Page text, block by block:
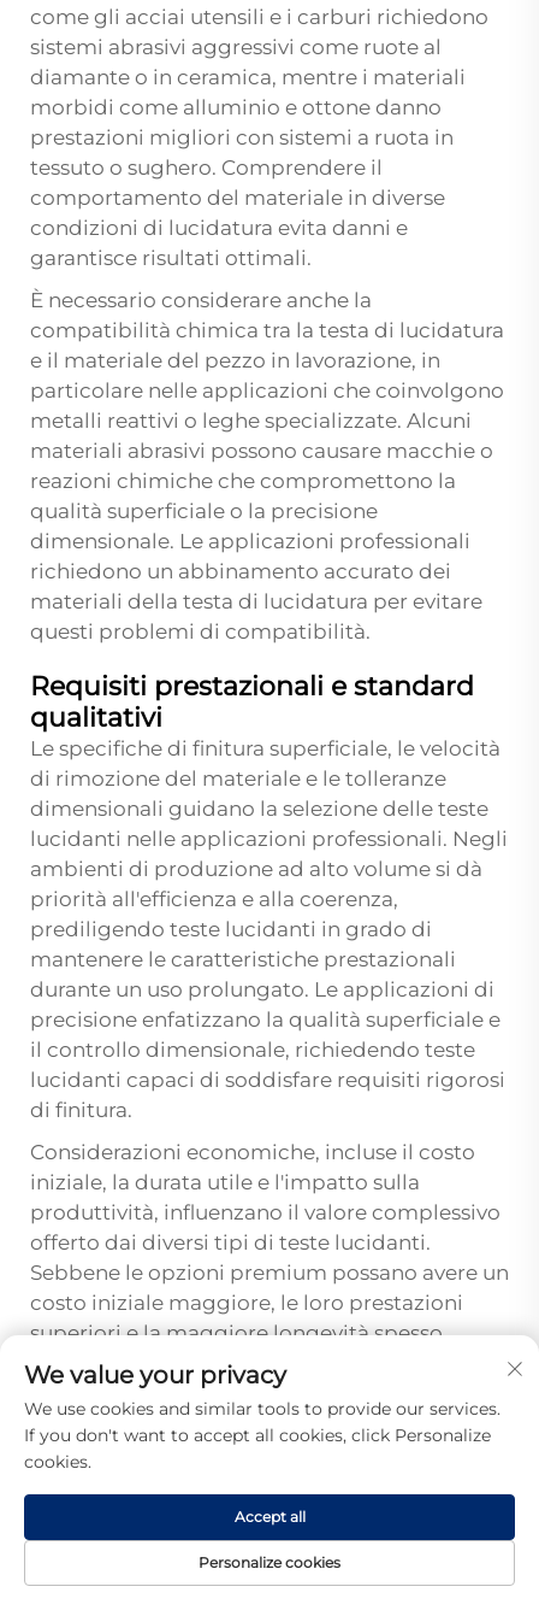
come gli acciai utensili e i carburi richiedono
sistemi abrasivi aggressivi come ruote al
diamante o in ceramica, mentre i materiali
morbidi come alluminio e ottone danno
prestazioni migliori con sistemi a ruota in
tessuto o sughero. Comprendere il
comportamento del materiale in diverse
condizioni di lucidatura evita danni e
garantisce risultati ottimali.
È necessario considerare anche la
compatibilità chimica tra la testa di lucidatura
e il materiale del pezzo in lavorazione, in
particolare nelle applicazioni che coinvolgono
metalli reattivi o leghe specializzate. Alcuni
materiali abrasivi possono causare macchie o
reazioni chimiche che compromettono la
qualità superficiale o la precisione
dimensionale. Le applicazioni professionali
richiedono un abbinamento accurato dei
materiali della testa di lucidatura per evitare
questi problemi di compatibilità.
Requisiti prestazionali e standard
qualitativi
Le specifiche di finitura superficiale, le velocità
di rimozione del materiale e le tolleranze
dimensionali guidano la selezione delle teste
lucidanti nelle applicazioni professionali. Negli
ambienti di produzione ad alto volume si dà
priorità all'efficienza e alla coerenza,
prediligendo teste lucidanti in grado di
mantenere le caratteristiche prestazionali
durante un uso prolungato. Le applicazioni di
precisione enfatizzano la qualità superficiale e
il controllo dimensionale, richiedendo teste
lucidanti capaci di soddisfare requisiti rigorosi
di finitura.
Considerazioni economiche, incluse il costo
iniziale, la durata utile e l'impatto sulla
produttività, influenzano il valore complessivo
offerto dai diversi tipi di teste lucidanti.
Sebbene le opzioni premium possano avere un
costo iniziale maggiore, le loro prestazioni
superiori e la maggiore longevità spesso
offrono un valore migliore a lungo termine
nelle applicazioni impegnative. Gli utilizzatori
professionali devono bilanciare questi fattori
per ottimizzare le proprie operazioni di
obiettivi di qualità e di costo.
Domande Frequenti
We value your privacy
We use cookies and similar tools to provide our services.
If you don't want to accept all cookies, click Personalize
cookies.
Personalize cookies
Accept all